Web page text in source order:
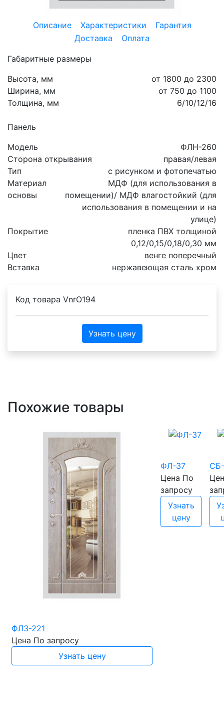
Описание Характеристики
Гарантия
Доставка
Оплата
Габаритные размеры
Высота, мм
от 1800 до 2300
Ширина, мм
от 750 до 1100
Толщина, мм
6/10/12/16
Панель
Модель
ФЛН-260
Сторона открывания
правая/левая
Тип
с рисунком и фотопечатью
Материал
основы
МДФ (для использования в
помещении)/ МДФ влагостойкий (для
использования в помещении и на
улице)
Покрытие
пленка ПВХ толщиной
0,12/0,15/0,18/0,30 мм
Цвет
венге поперечный
Вставка
нержавеющая сталь хром
Код товара VnrO194
Узнать цену
Похожие товары
ФЛЗ-221
Цена По запросу
Узнать цену
ФЛ-37
Цена По
запросу
Узнать
цену